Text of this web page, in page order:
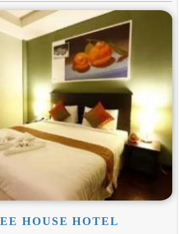
HOUSE HOTEL